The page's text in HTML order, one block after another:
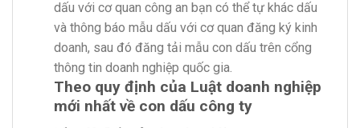
dấu với cơ quan công an bạn có thể tự khác dấu
và thông báo mẫu dấu với cơ quan đăng ký kinh
doanh, sau đó đăng tải mẫu con dấu trên cổng
thông tin doanh nghiệp quốc gia.
Theo quy định của Luật doanh nghiệp
mới nhất về con dấu công ty